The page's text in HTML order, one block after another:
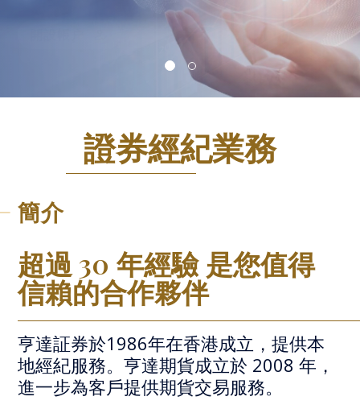
網上交易 開設帳户
證券經紀業務
簡介
超過30 年經驗 是您值得
信賴的合作夥伴
亨達証券於1986年在香港成立，提供本
地經紀服務。亨達期貨成立於 2008年，
進一步為客戶提供期貨交易服務。